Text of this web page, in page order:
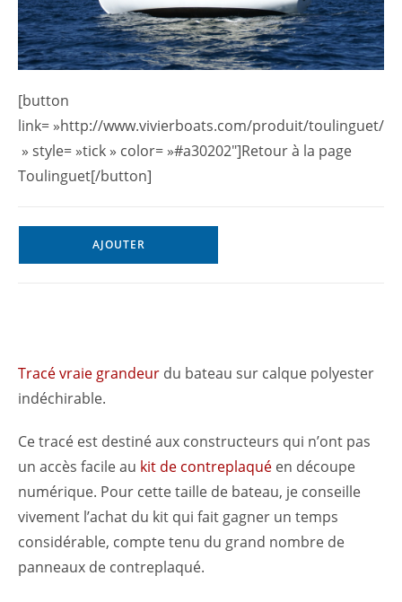
[button
link= »http://www.vivierboats.com/produit/toulinguet/
» style= »tick » color= »#a30202″]Retour à la page
Toulinguet[/button]
AJOUTER
Tracé vraie grandeur du bateau sur calque polyester
indéchirable.
Ce tracé est destiné aux constructeurs qui n’ont pas
un accès facile au kit de contreplaqué en découpe
numérique. Pour cette taille de bateau, je conseille
vivement l’achat du kit qui fait gagner un temps
considérable, compte tenu du grand nombre de
panneaux de contreplaqué.